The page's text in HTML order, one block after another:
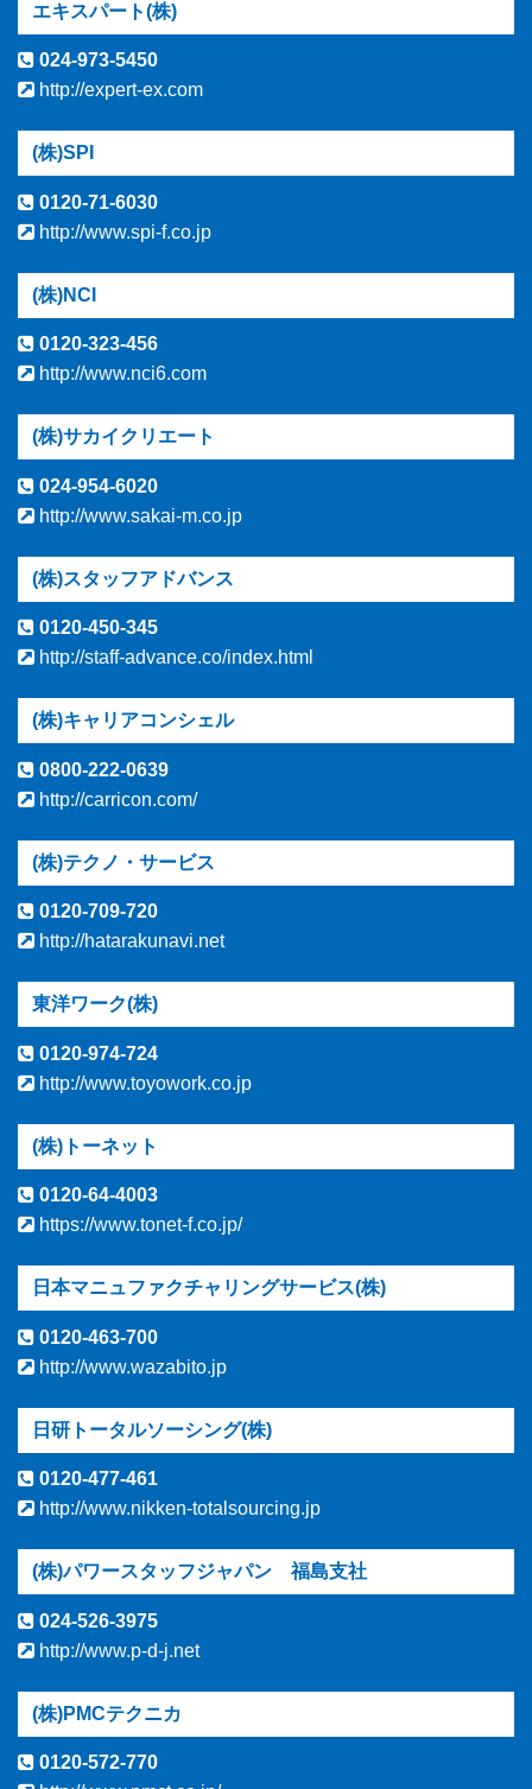
エキスパート(株)
024-973-5450
http://expert-ex.com
(株)SPI
0120-71-6030
http://www.spi-f.co.jp
(株)NCI
0120-323-456
http://www.nci6.com
(株)サカイクリエート
024-954-6020
http://www.sakai-m.co.jp
(株)スタッフアドバンス
0120-450-345
http://staff-advance.co/index.html
(株)キャリアコンシェル
0800-222-0639
http://carricon.com/
(株)テクノ・サービス
0120-709-720
http://hatarakunavi.net
東洋ワーク(株)
0120-974-724
http://www.toyowork.co.jp
(株)トーネット
0120-64-4003
https://www.tonet-f.co.jp/
日本マニュファクチャリングサービス(株)
0120-463-700
http://www.wazabito.jp
日研トータルソーシング(株)
0120-477-461
http://www.nikken-totalsourcing.jp
(株)パワースタッフジャパン 福島支社
024-526-3975
http://www.p-d-j.net
(株)PMCテクニカ
0120-572-770